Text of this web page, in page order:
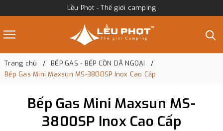
Lều Phọt - Thế giới camping
Trang chủ
BẾP GAS - BẾP CỒN DÃ NGOẠI
Bếp Gas Mini Maxsun MS-3800SP Inox Cao Cấp
Bếp Gas Mini Maxsun MS-
3800SP Inox Cao Cấp